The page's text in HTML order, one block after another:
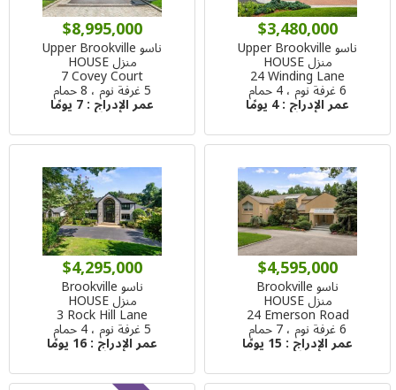
$3,480,000
ناسو Upper Brookville
منزل HOUSE
24 Winding Lane
6 غرفة نوم ، 4 حمام
عمر الإدراج :4 يومًا
$8,995,000
ناسو Upper Brookville
منزل HOUSE
7 Covey Court
5 غرفة نوم ، 8 حمام
عمر الإدراج :7 يومًا
$4,595,000
ناسو Brookville
منزل HOUSE
24 Emerson Road
6 غرفة نوم ، 7 حمام
عمر الإدراج : 15 يومًا
$4,295,000
ناسو Brookville
منزل HOUSE
3 Rock Hill Lane
5 غرفة نوم ، 4 حمام
عمر الإدراج :16 يومًا